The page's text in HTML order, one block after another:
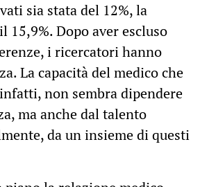
sia stata del 12%, la
15,9%. Dopo aver escluso
i ricercatori hanno
La capacità del medico che
non sembra dipendere
ma anche dal talento
da un insieme di questi